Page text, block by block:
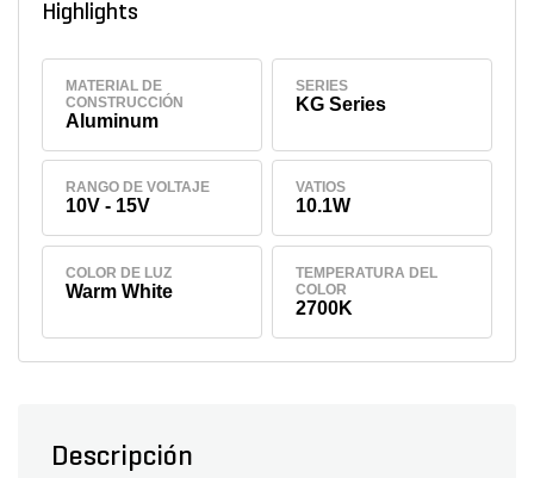
Highlights
MATERIAL DE
CONSTRUCCIÓN
Aluminum
SERIES
KG Series
RANGO DE VOLTAJE
10V - 15V
VATIOS
10.1W
COLOR DE LUZ
Warm White
TEMPERATURA DEL
COLOR
2700K
Descripción